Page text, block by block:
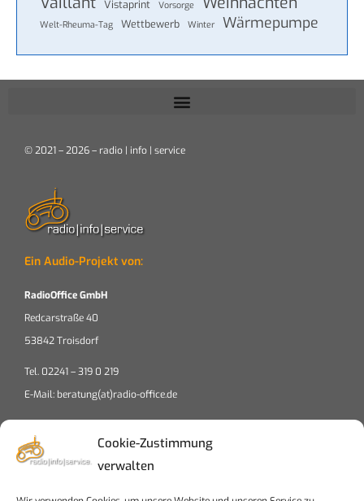
Cookie-Zustimmung
verwalten
Vistaprint Vorsorge
Welt-Rheuma-Tag Wettbewerb Winter Wärmepumpe
© 2021 – 2026 – radio | info | service
Ein Audio-Projekt von:
RadioOffice GmbH
Redcarstraße 40
53842 Troisdorf
Tel. 02241 – 319 0 219
E-Mail: beratung(at)radio-office.de